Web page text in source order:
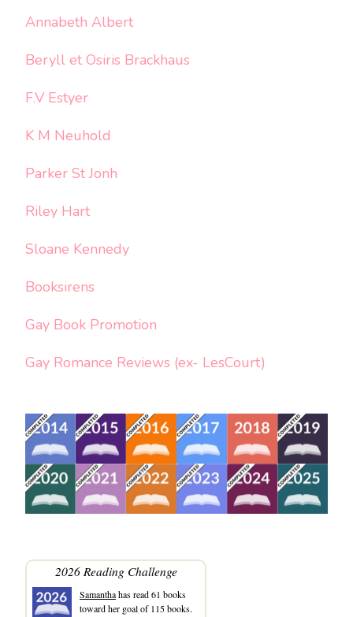
Annabeth Albert
Beryll et Osiris Brackhaus
F.V Estyer
K M Neuhold
Parker St Jonh
Riley Hart
Sloane Kennedy
Booksirens
Gay Book Promotion
Gay Romance Reviews (ex- LesCourt)
2026 Reading Challenge
Samanthahas read 61 books
toward her goal of 115 books.